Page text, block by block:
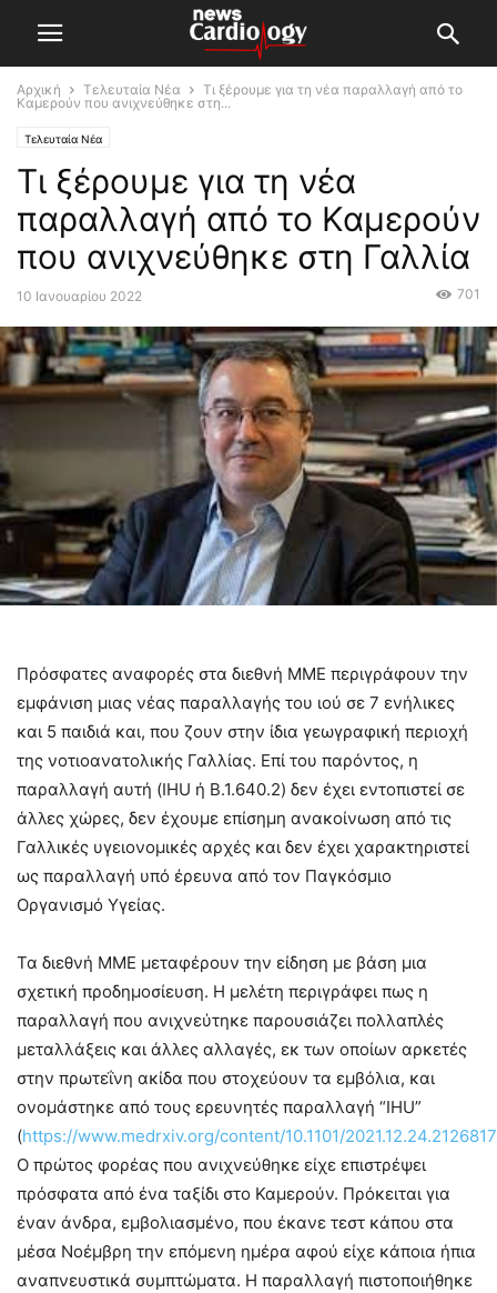
Αρχική Τελευταία Νέα
Τι ξέρουμε για τη νέα παραλλαγή από το
Καμερούν που ανιχνεύθηκε στη...
Τελευταία Νέα
Τι ξέρουμε για τη νέα
παραλλαγή από το Καμερούν
που ανιχνεύθηκε στη Γαλλία
10 Ιανουαρίου 2022 701
Πρόσφατες αναφορές στα διεθνή ΜΜΕ περιγράφουν την
εμφάνιση μιας νέας παραλλαγής του ιού σε 7 ενήλικες
και 5 παιδιά και, που ζουν στην ίδια γεωγραφική περιοχή
της νοτιοανατολικής Γαλλίας. Επί του παρόντος, η
παραλλαγή αυτή (ΙΗU ή B.1.640.2) δεν έχει εντοπιστεί σε
άλλες χώρες, δεν έχουμε επίσημη ανακοίνωση από τις
Γαλλικές υγειονομικές αρχές και δεν έχει χαρακτηριστεί
ως παραλλαγή υπό έρευνα από τον Παγκόσμιο
Οργανισμό Υγείας.
Τα διεθνή ΜΜΕ μεταφέρουν την είδηση με βάση μια
σχετική προδημοσίευση. Η μελέτη περιγράφει πως η
παραλλαγή που ανιχνεύτηκε παρουσιάζει πολλαπλές
μεταλλάξεις και άλλες αλλαγές, εκ των οποίων αρκετές
στην πρωτεΐνη ακίδα που στοχεύουν τα εμβόλια, και
ονομάστηκε από τους ερευνητές παραλλαγή “IHU”
(https://www.medrxiv.org/content/10.1101/
Ο πρώτος φορέας που ανιχνεύθηκε είχε επιστρέψει
πρόσφατα από ένα ταξίδι στο Καμερούν. Πρόκειται για
έναν άνδρα, εμβολιασμένο, που έκανε τεστ κάπου στα
μέσα Νοέμβρη την επόμενη ημέρα αφού είχε κάποια ήπια
αναπνευστικά συμπτώματα. Η παραλλαγή πιστοποιήθηκε